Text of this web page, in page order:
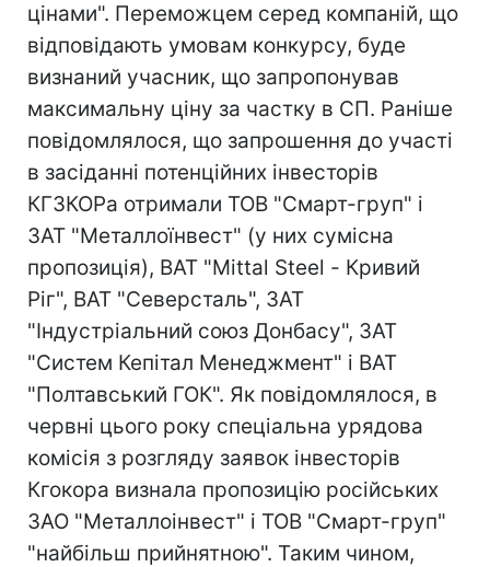
цінами". Переможцем серед компаній, що
відповідають умовам конкурсу, буде
визнаний учасник, що запропонував
максимальну ціну за частку в СП. Раніше
повідомлялося, що запрошення до участі
в засіданні потенційних інвесторів
КГЗКОРа отримали ТОВ "Смарт-груп" і
ЗАТ "Металлоїнвест" (у них сумісна
пропозиція), ВАТ "Mittal Steel - Кривий
Ріг", ВАТ "Северсталь", ЗАТ
"Індустріальний союз Донбасу", ЗАТ
"Систем Кепітал Менеджмент" і ВАТ
"Полтавський ГОК". Як повідомлялося, в
червні цього року спеціальна урядова
комісія з розгляду заявок інвесторів
Кгокора визнала пропозицію російських
ЗАО "Металлоінвест" і ТОВ "Смарт-груп"
"найбільш прийнятною". Таким чином,